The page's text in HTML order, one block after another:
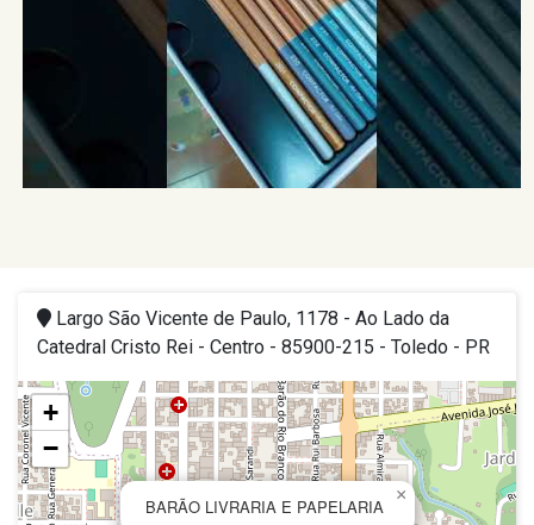
Largo São Vicente de Paulo, 1178 - Ao Lado da
Catedral Cristo Rei - Centro - 85900-215 - Toledo - PR
BARÃO LIVRARIA E PAPELARIA
×
+
−